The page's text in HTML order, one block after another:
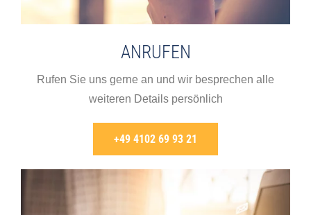
ANRUFEN
Rufen Sie uns gerne an und wir besprechen alle
weiteren Details persönlich
+49 4102 69 93 21